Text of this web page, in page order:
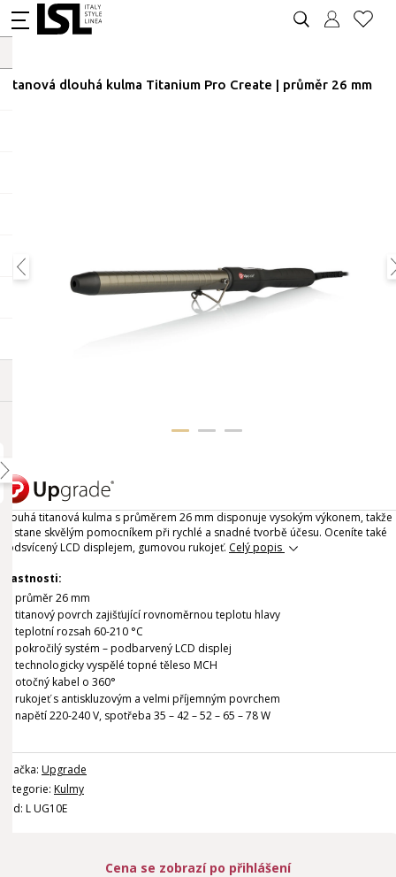
Titanová dlouhá kulma Titanium Pro Create | průměr 26 mm
Dlouhá titanová kulma s průměrem 26 mm disponuje vysokým výkonem, takže
se stane skvělým pomocníkem při rychlé a snadné tvorbě účesu. Oceníte také
podsvícený LCD displejem, gumovou rukojeť. Celý popis
Vlastnosti:
průměr 26 mm
titanový povrch zajišťující rovnoměrnou teplotu hlavy
teplotní rozsah 60-210 °C
pokročilý systém – podbarvený LCD displej
technologicky vyspělé topné těleso MCH
otočný kabel o 360°
rukojeť s antiskluzovým a velmi příjemným povrchem
napětí 220-240 V, spotřeba 35 – 42 – 52 – 65 – 78 W
Značka: Upgrade
Kategorie: Kulmy
Kód: L UG10E
Cena se zobrazí po přihlášení